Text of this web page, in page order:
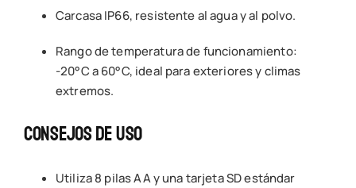
Carcasa IP66, resistente al agua y al polvo.
Rango de temperatura de funcionamiento:
-20°C a 60°C, ideal para exteriores y climas
extremos.
Consejos De Uso
Utiliza 8 pilas AA y una tarjeta SD estándar